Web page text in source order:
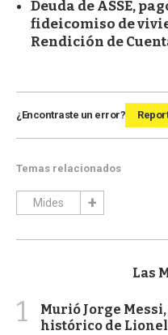
Deuda de ASSE,
fideicomiso de
Rendición de
¿Encontraste un error?
Temas relacionados
Mides
Las
1
Murió Jorge
histórico de